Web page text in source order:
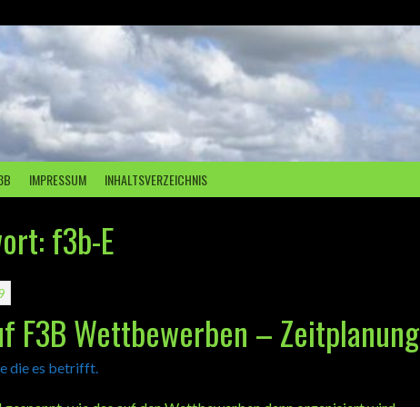
IMPRESSUM INHALTSVERZEICHNIS
f3b-E
F3B Wettbewerben – Zeitplanung
die es betrifft.